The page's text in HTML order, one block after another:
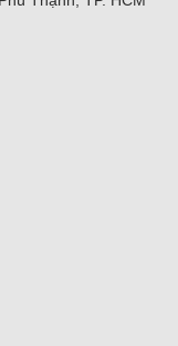
Mirror
140 °F), Humidity: